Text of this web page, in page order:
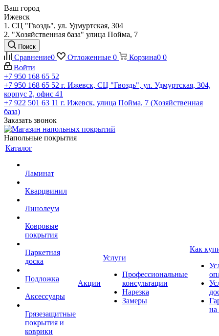
Ваш город
Ижевск
1. СЦ "Гвоздь", ул. Удмуртская, 304
2. "Хозяйственная база" улица Пойма, 7
Поиск
Сравнение0 Отложенные 0 Корзина0 0
Войти
+7 950 168 65 52
+7 950 168 65 52 г. Ижевск, СЦ "Гвоздь", ул. Удмуртская, 304,
корпус 2, офис 41
+7 922 501 63 11 г. Ижевск, улица Пойма, 7 (Хозяйственная
база)
Заказать звонок
Напольные покрытия
Каталог
Ламинат
Кварцвинил
Линолеум
Ковровые
покрытия
Паркетная
доска
Подложка
Аксессуары
Грязезащитные
покрытия и
коврики
Акции
Услуги
Профессиональные
консультации
Нарезка
Замеры
Как
на